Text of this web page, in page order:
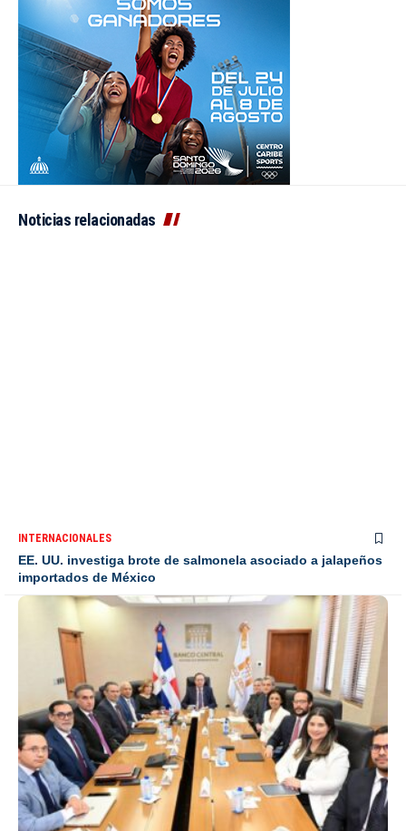
Noticias relacionadas
INTERNACIONALES
EE. UU. investiga brote de salmonela asociado a jalapeños
importados de México